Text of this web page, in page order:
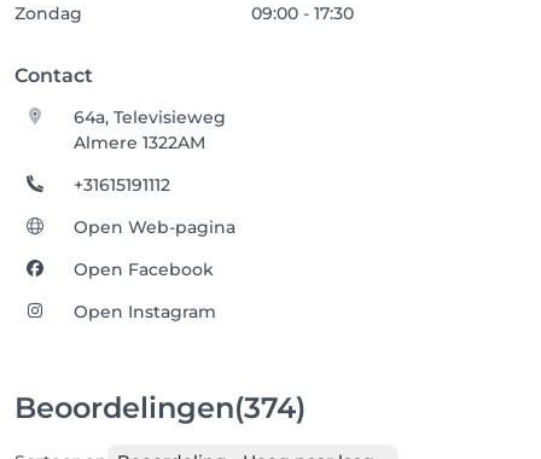
Zondag
09:00 - 17:30
Contact
64a, Televisieweg
Almere 1322AM
+31615191112
Open Web-pagina
Open Facebook
Open Instagram
Beoordelingen(374)